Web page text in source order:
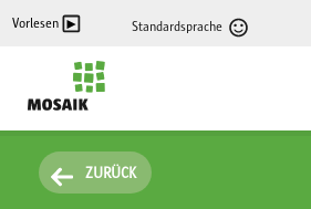
Vorlesen Standardsprache
ZURÜCK